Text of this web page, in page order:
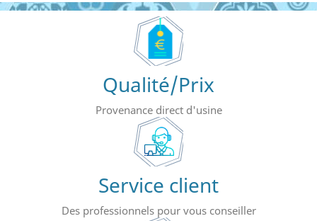
Qualité/Prix
Provenance direct d'usine
Service client
Des professionnels pour vous conseiller